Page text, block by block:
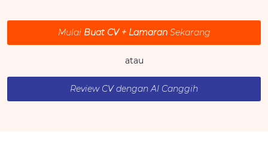
Mulai Buat CV + LamaranSekarang
atau
Review CV dengan AI Canggih